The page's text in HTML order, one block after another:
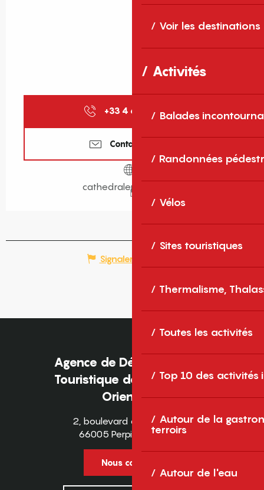
Voir les destinations
Activités
Balades
Randonnées
Vélos
Sites touristiques
Thermalisme,
Toutes les activités
Top 10 des activités
Autour de la
terroirs
Autour de l'eau
+33 4 68 66 30 ▒▒
Contactez-nous
cathedraleperpignan.fr
Signaler une erreur
Agence de Développement
Touristique des Pyrénées-
Orientales
2, boulevard des Pyrénées
66005 Perpignan Cedex
Nous contacter